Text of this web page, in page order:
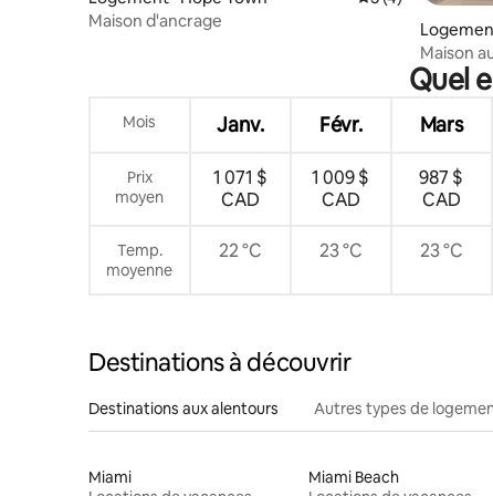
Maison d'ancrage
Maison
Sur la
Quel
Mois Janv. Févr. Mars
Prix
moyen
1 071 $
CAD
1 009 $
CAD
987 $
CAD
Temp.
moyenne
22 °C 23 °C 23 °C
Destinations à découvrir
Destinations aux alentours Autres types de
Miami
Miami Beach